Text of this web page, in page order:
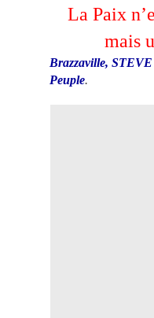
La Paix
mais
Brazzaville,
Peuple.